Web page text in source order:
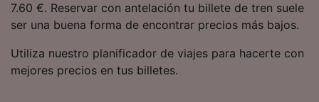
7.60 €. Reservar con antelación tu billete de tren suele
ser una buena forma de encontrar precios más bajos.
Utiliza nuestro planificador de viajes para hacerte con
mejores precios en tus billetes.